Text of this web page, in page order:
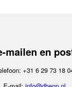
mailen en
+31 6 29 73 18